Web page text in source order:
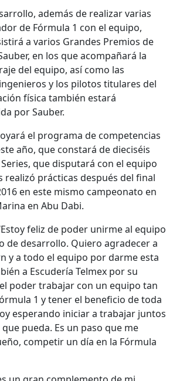
además de realizar varias
de Fórmula 1 con el equipo,
a varios Grandes Premios de
en los que acompañará la
del equipo, así como las
y los pilotos titulares del
física también estará
por Sauber.
el programa de competencias
año, que constará de dieciséis
que disputará con el equipo
realizó prácticas después del final
en este mismo campeonato en
en Abu Dabi.
feliz de poder unirme al equipo
de desarrollo. Quiero agradecer a
y a todo el equipo por darme esta
a Escudería Telmex por su
poder trabajar con un equipo tan
1 y tener el beneficio de toda
esperando iniciar a trabajar juntos
pueda. Es un paso que me
competir un día en la Fórmula